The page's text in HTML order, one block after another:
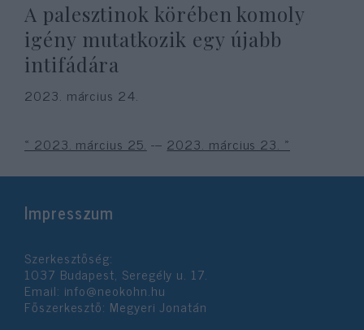
A palesztinok körében komoly
igény mutatkozik egy újabb
intifádára
2023. március 24.
« 2023. március 25. --- 2023. március 23. »
Impresszum
Szerkesztőség:
1037 Budapest, Seregély u. 17.
Email: info@neokohn.hu
Főszerkesztő: Megyeri Jonatán